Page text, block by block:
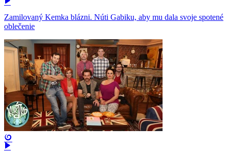
Zamilovaný Kemka blázni. Núti Gabiku, aby mu dala svoje spotené
oblečenie